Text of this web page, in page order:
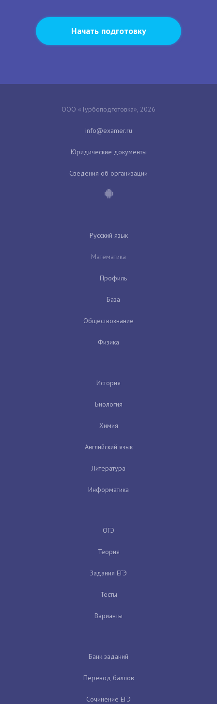
Начать подготовку
ООО «Турбоподготовка», 2026
Юридические документы
Сведения об организации
Русский язык
Математика
Профиль
База
Обществознание
Физика
История
Биология
Химия
Английский язык
Литература
Информатика
ОГЭ
Теория
Задания ЕГЭ
Тесты
Варианты
Банк заданий
Перевод баллов
Сочинение ЕГЭ